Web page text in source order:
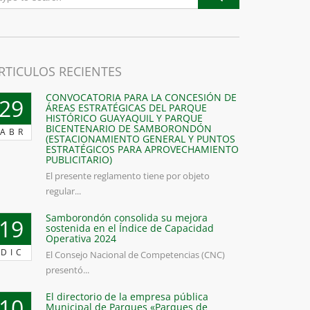
RECIENTES
ABR
CONVOCATORIA PARA LA CONCESIÓN DE
ÁREAS ESTRATÉGICAS DEL PARQUE
HISTÓRICO GUAYAQUIL Y PARQUE
BICENTENARIO DE SAMBORONDÓN
(ESTACIONAMIENTO GENERAL Y PUNTOS
ESTRATÉGICOS PARA APROVECHAMIENTO
PUBLICITARIO)
El presente reglamento tiene por objeto
regular...
DIC
Samborondón consolida su mejora
sostenida en el Índice de Capacidad
Operativa 2024
El Consejo Nacional de Competencias (CNC)
presentó...
El directorio de la empresa pública
Municipal de Parques «Parques de